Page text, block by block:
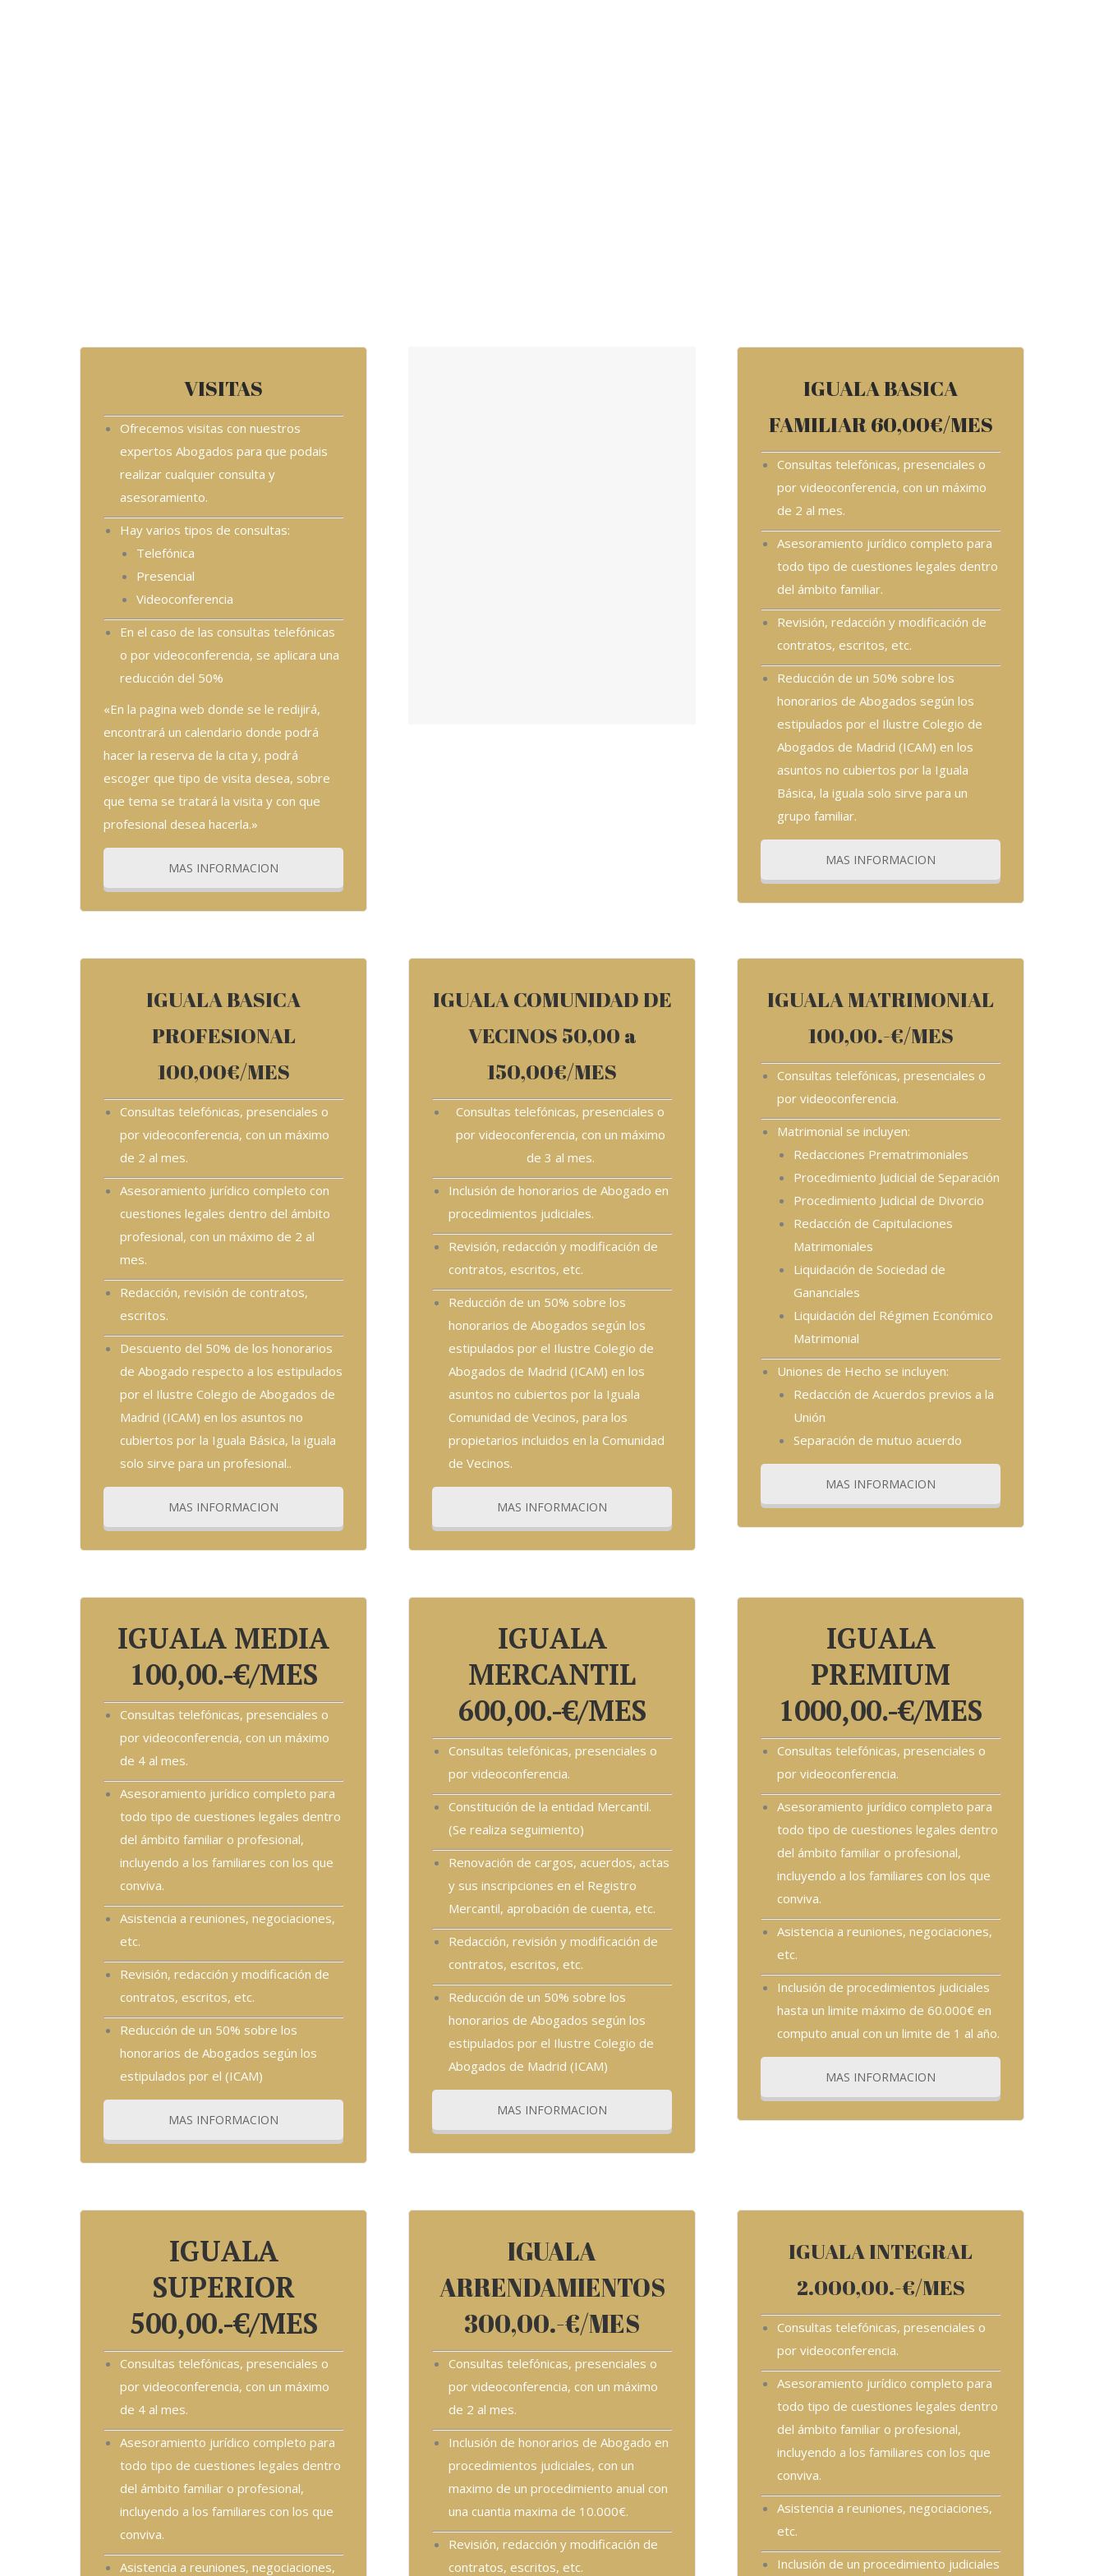
VISITAS
Ofrecemos visitas con nuestros
expertos Abogados para que podais
realizar cualquier consulta y
asesoramiento.
Hay varios tipos de consultas:
Telefónica
Presencial
Videoconferencia
En el caso de las consultas telefónicas
o por videoconferencia, se aplicara una
reducción del 50%
«En la pagina web donde se le redijirá,
encontrará un calendario donde podrá
hacer la reserva de la cita y, podrá
escoger que tipo de visita desea, sobre
que tema se tratará la visita y con que
profesional desea hacerla.»
MAS INFORMACION
IGUALA BASICA
FAMILIAR 60,00€/MES
Consultas telefónicas, presenciales o
por videoconferencia, con un máximo
de 2 al mes.
Asesoramiento jurídico completo para
todo tipo de cuestiones legales dentro
del ámbito familiar.
Revisión, redacción y modificación de
contratos, escritos, etc.
Reducción de un 50% sobre los
honorarios de Abogados según los
estipulados por el Ilustre Colegio de
Abogados de Madrid (ICAM) en los
asuntos no cubiertos por la Iguala
Básica, la iguala solo sirve para un
grupo familiar.
MAS INFORMACION
IGUALA BASICA
PROFESIONAL
100,00€/MES
Consultas telefónicas, presenciales o
por videoconferencia, con un máximo
de 2 al mes.
Asesoramiento jurídico completo con
cuestiones legales dentro del ámbito
profesional, con un máximo de 2 al
mes.
Redacción, revisión de contratos,
escritos.
Descuento del 50% de los honorarios
de Abogado respecto a los estipulados
por el Ilustre Colegio de Abogados de
Madrid (ICAM) en los asuntos no
cubiertos por la Iguala Básica, la iguala
solo sirve para un profesional..
MAS INFORMACION
IGUALA COMUNIDAD DE
VECINOS 50,00 a
150,00€/MES
Consultas telefónicas, presenciales o
por videoconferencia, con un máximo
de 3 al mes.
Inclusión de honorarios de Abogado en
procedimientos judiciales.
Revisión, redacción y modificación de
contratos, escritos, etc.
Reducción de un 50% sobre los
honorarios de Abogados según los
estipulados por el Ilustre Colegio de
Abogados de Madrid (ICAM) en los
asuntos no cubiertos por la Iguala
Comunidad de Vecinos, para los
propietarios incluidos en la Comunidad
de Vecinos.
MAS INFORMACION
IGUALA MATRIMONIAL
100,00.-€/MES
Consultas telefónicas, presenciales o
por videoconferencia.
Matrimonial se incluyen:
Redacciones Prematrimoniales
Procedimiento Judicial de Separación
Procedimiento Judicial de Divorcio
Redacción de Capitulaciones
Matrimoniales
Liquidación de Sociedad de
Gananciales
Liquidación del Régimen Económico
Matrimonial
Uniones de Hecho se incluyen:
Redacción de Acuerdos previos a la
Unión
Separación de mutuo acuerdo
MAS INFORMACION
IGUALA MEDIA
100,00.-€/MES
Consultas telefónicas, presenciales o
por videoconferencia, con un máximo
de 4 al mes.
Asesoramiento jurídico completo para
todo tipo de cuestiones legales dentro
del ámbito familiar o profesional,
incluyendo a los familiares con los que
conviva.
Asistencia a reuniones, negociaciones,
etc.
Revisión, redacción y modificación de
contratos, escritos, etc.
Reducción de un 50% sobre los
honorarios de Abogados según los
estipulados por el (ICAM)
MAS INFORMACION
IGUALA
MERCANTIL
600,00.-€/MES
Consultas telefónicas, presenciales o
por videoconferencia.
Constitución de la entidad Mercantil.
(Se realiza seguimiento)
Renovación de cargos, acuerdos, actas
y sus inscripciones en el Registro
Mercantil, aprobación de cuenta, etc.
Redacción, revisión y modificación de
contratos, escritos, etc.
Reducción de un 50% sobre los
honorarios de Abogados según los
estipulados por el Ilustre Colegio de
Abogados de Madrid (ICAM)
MAS INFORMACION
IGUALA
PREMIUM
1000,00.-€/MES
Consultas telefónicas, presenciales o
por videoconferencia.
Asesoramiento jurídico completo para
todo tipo de cuestiones legales dentro
del ámbito familiar o profesional,
incluyendo a los familiares con los que
conviva.
Asistencia a reuniones, negociaciones,
etc.
Inclusión de procedimientos judiciales
hasta un limite máximo de 60.000€ en
computo anual con un limite de 1 al año.
MAS INFORMACION
IGUALA
SUPERIOR
500,00.-€/MES
Consultas telefónicas, presenciales o
por videoconferencia, con un máximo
de 4 al mes.
Asesoramiento jurídico completo para
todo tipo de cuestiones legales dentro
del ámbito familiar o profesional,
incluyendo a los familiares con los que
conviva.
Asistencia a reuniones, negociaciones,
IGUALA
ARRENDAMIENTOS
300,00.-€/MES
Consultas telefónicas, presenciales o
por videoconferencia, con un máximo
de 2 al mes.
Inclusión de honorarios de Abogado en
procedimientos judiciales, con un
maximo de un procedimiento anual con
una cuantia maxima de 10.000€.
Revisión, redacción y modificación de
contratos, escritos, etc.
IGUALA INTEGRAL
2.000,00.-€/MES
Consultas telefónicas, presenciales o
por videoconferencia.
Asesoramiento jurídico completo para
todo tipo de cuestiones legales dentro
del ámbito familiar o profesional,
incluyendo a los familiares con los que
conviva.
Asistencia a reuniones, negociaciones,
etc.
Inclusión de un procedimiento judiciales